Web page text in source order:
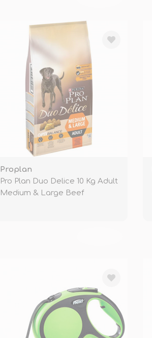
Proplan
Pro Plan Duo Delice 10 Kg Adult
Medium & Large Beef